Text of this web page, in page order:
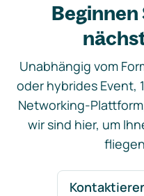
Beginnen
Unabhängig vom
oder hybrides Event,
Networking-
wir sind hier, um